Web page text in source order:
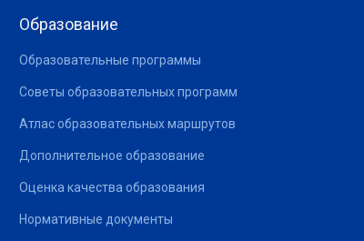
Образование
Образовательные программы
Советы образовательных программ
Атлас образовательных маршрутов
Дополнительное образование
Оценка качества образования
Нормативные документы